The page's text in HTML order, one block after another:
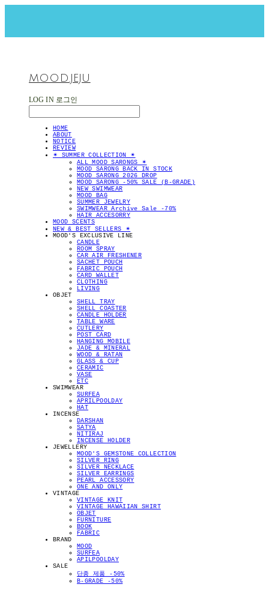
MOOD.JEJU
LOG IN 로그인
HOME
ABOUT
NOTICE
REVIEW
✴︎ SUMMER COLLECTION ✴︎
ALL MOOD SARONGS ✴︎
MOOD SARONG BACK IN STOCK
MOOD SARONG 2026 DROP
MOOD SARONG -50% SALE (B-GRADE)
NEW SWIMWEAR
MOOD BAG
SUMMER JEWELRY
SWIMWEAR Archive Sale -70%
HAIR ACCESORRY
MOOD SCENTS
NEW & BEST SELLERS ✴︎
MOOD'S EXCLUSIVE LINE
CANDLE
ROOM SPRAY
CAR AIR FRESHENER
SACHET POUCH
FABRIC POUCH
CARD WALLET
CLOTHING
LIVING
OBJET
SHELL TRAY
SHELL COASTER
CANDLE HOLDER
TABLE WARE
CUTLERY
POST CARD
HANGING MOBILE
JADE & MINERAL
WOOD & RATAN
GLASS & CUP
CERAMIC
VASE
ETC
SWIMWEAR
SURFEA
APRILPOOLDAY
HAT
INCENSE
DARSHAN
SATYA
NITIRAJ
INCENSE HOLDER
JEWELLERY
MOOD'S GEMSTONE COLLECTION
SILVER RING
SILVER NECKLACE
SILVER EARRINGS
PEARL ACCESSORY
ONE AND ONLY
VINTAGE
VINTAGE KNIT
VINTAGE HAWAIIAN SHIRT
OBJET
FURNITURE
BOOK
FABRIC
BRAND
MOOD
SURFEA
APILPOOLDAY
SALE
단종 제품 -50%
B-GRADE -50%